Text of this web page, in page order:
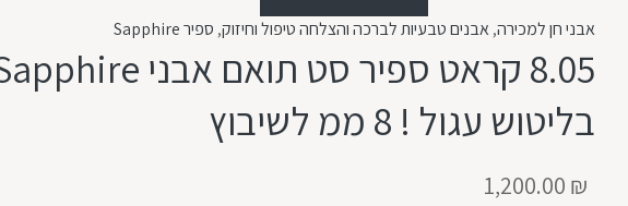
אבני חן למכירה,אבנים טבעיות לברכה והצלחה טיפול וחיזוק, ספיר Sapphire
בליטוש עגול ! 8 ממ לשיבוץ
1,200.00 ₪